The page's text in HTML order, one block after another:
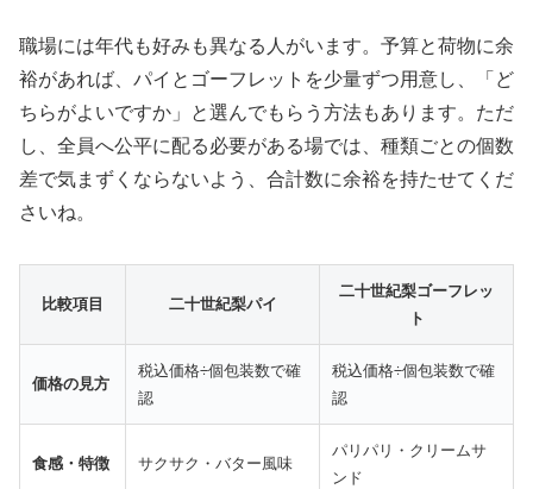
職場には年代も好みも異なる人がいます。予算と荷物に余
裕があれば、パイとゴーフレットを少量ずつ用意し、「ど
ちらがよいですか」と選んでもらう方法もあります。ただ
し、全員へ公平に配る必要がある場では、種類ごとの個数
差で気まずくならないよう、合計数に余裕を持たせてくだ
さいね。
比較項目 二十世紀梨パイ
二十世紀梨ゴーフレッ
ト
価格の見方
税込価格÷個包装数で確
認
税込価格÷個包装数で確
認
食感・特徴 サクサク・バター風味
パリパリ・クリームサ
ンド